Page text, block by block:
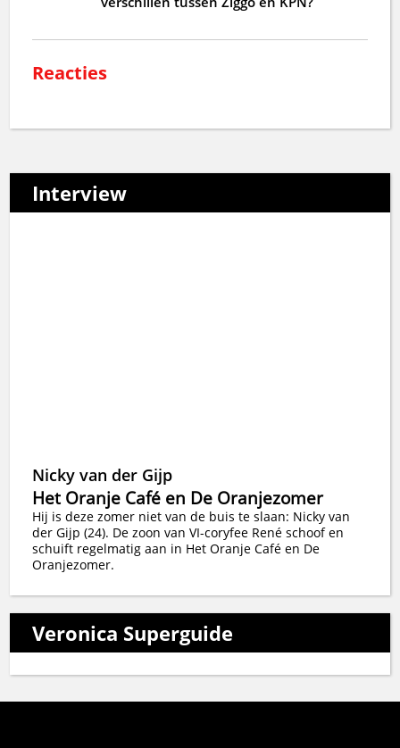
Reacties
Interview
Nicky van der Gijp
Het Oranje Café en De Oranjezomer
Hij is deze zomer niet van de buis te slaan: Nicky van
der Gijp (24). De zoon van VI-coryfee René schoof en
schuift regelmatig aan in Het Oranje Café en De
Oranjezomer.
Veronica Superguide